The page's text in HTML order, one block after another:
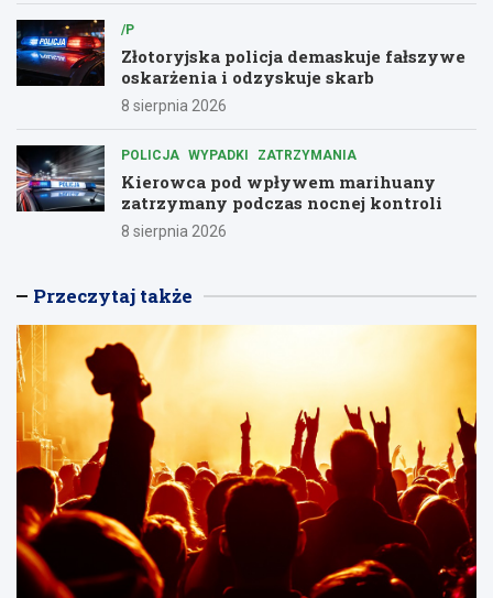
/P
Złotoryjska policja demaskuje fałszywe
oskarżenia i odzyskuje skarb
8 sierpnia 2026
POLICJA WYPADKI ZATRZYMANIA
Kierowca pod wpływem marihuany
zatrzymany podczas nocnej kontroli
8 sierpnia 2026
Przeczytaj także